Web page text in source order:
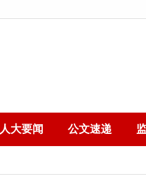
人大要闻 公文速递